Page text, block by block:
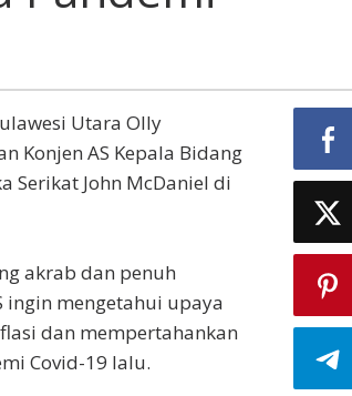
Utara Olly
Konjen AS Kepala Bidang
Serikat John McDaniel di
akrab dan penuh
ingin mengetahui upaya
dan mempertahankan
Covid-19 lalu.